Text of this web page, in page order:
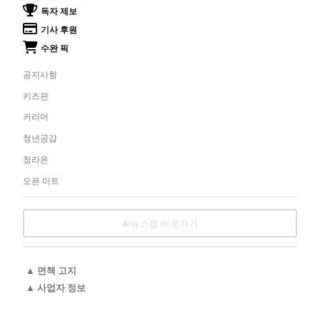
독자 제보
기사 후원
수완 픽
공지사항
키즈판
커리어
청년공감
청라온
오픈 미트
AI뉴스랩 바로가기
▲ 면책 고지
▲ 사업자 정보